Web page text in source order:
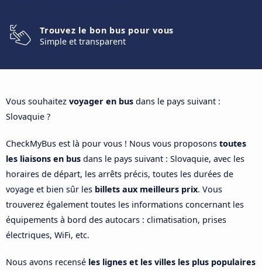
Trouvez le bon bus pour vous
Simple et transparent
Vous souhaitez voyager en bus dans le pays suivant :
Slovaquie ?
CheckMyBus est là pour vous ! Nous vous proposons toutes
les liaisons en bus dans le pays suivant : Slovaquie, avec les
horaires de départ, les arrêts précis, toutes les durées de
voyage et bien sûr les billets aux meilleurs prix. Vous
trouverez également toutes les informations concernant les
équipements à bord des autocars : climatisation, prises
électriques, WiFi, etc.
Nous avons recensé les lignes et les villes les plus populaires